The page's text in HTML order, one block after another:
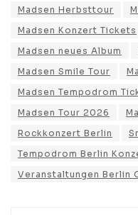
Madsen Herbsttour
Madsen Konzert Tickets
Madsen neues Album
Madsen Smile Tour
Madsen Tempodrom
Madsen Tour 2026
Rockkonzert Berlin
Tempodrom Berlin
Veranstaltungen Berlin